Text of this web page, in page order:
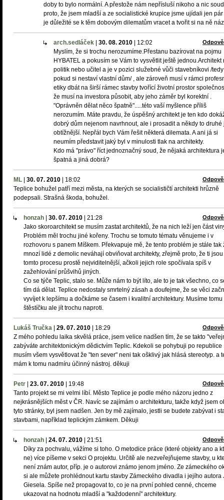
doby to bylo normální. A přestože nám nepřísluší nikoho a nic
proto, že jsem mladší a ze socialistické krupice jsme ujídali jen pár
je důležité se k těm dobovým dilematům vracet a tvořit si na ně
arch.sedláček 30. 08. 2010 12:02
Myslím, že si trochu nerozumíme.Přestanu bazírovat na pojmu
HYBATEL a pokusím se Vám to vysvětlit ještě jednou.Architekt
politik nebo učitel a je v pozici služebné vůči stavebníkovi /tedy
pokud si nestaví vlastní dům/ , ale zároveň musí v rámci
etiky dbát na širší rámec stavby tvořící životní prostor
že musí na investora působit, aby jeho záměr byl korektní .
"Oprávněn dělat něco špatně".....této vaší myšlence příliš
nerozumím. Máte pravdu, že úspěšný architekt je ten kdo
dobrý dům nejenom navrhnout, ale i prosadit a někdy to druhé
obtížnější. Nepřál bych Vám řešit některá dilemata. A ani já si
neumím představit jaký byl v minulosti tlak na architekty.
Kdo má "právo" říct jednoznačný soud, že nějaká architektura
špatná a jiná dobrá?
ML 30. 07. 2010 18:02
Teplice bohužel patří mezi města, na kterých se socialističtí architekti hrůzně
podepsali. Strašná škoda, bohužel.
honzah 30. 07. 2010 21:28
Jako skoroarchitekt se musím zastat architektů, že na nich leží jen část
Problém měl trochu jiné kořeny. Trochu se tomuto tématu věnujeme i v
rozhovoru s panem Míškem. Překvapuje mě, že tento problém je stále tak
mnozí lidé z demolic neváhají obviňovat architekty, zřejmě proto, že ti jsou
tomto procesu prostě nejviditelnější, ačkoli jejich role spočívala spíš v
zažehlování průšvihů jiných.
Co se týče Teplic, stalo se. Může nám to být líto, ale to je tak všechno, co
tím dá dělat. Teplice nedostaly smrtelný zásah a doufejme, že se věci
vyvíjet k lepšímu a dočkáme se časem i kvalitní architektury. Musíme tomu
štěstíčku ale jít trochu naproti.
Lukáš Tručka 29. 07. 2010 18:29
Z mého pohledu laika skvělá práce, jsem velice nadšen tím, že se takto
zabýváte architektonickým dědictvím Teplic. Kdekoli se pohybuji po republice
musím všem vysvětlovat že "ten sever" neni tak ošklivý jak hlásá stereotyp. a
mám k tomu nadmíru účinný nástroj. děkuji
Petr 23. 07. 2010 19:48
Tanto projekt se mi velmi líbí. Město Teplice je podle mého názoru jedno z
nejkrásnějších měst v ČR. Navíc se zajímám o architekturu, takže když jsem
tyto stránky, byl jsem nadšen. Jen by mě zajímalo, jestli se budete zabývat i
stavbami, například teplickým zámkem. Děkuji
honzah 24. 07. 2010 21:51
Díky za pochvalu, vážíme si toho. O metodice práce (které objekty ano a
ne) více píšeme v sekci O projektu. Určitě ale nezveřejňujeme stavby, u
není znám autor, příp. je o autorovi známo jenom jméno. Ze zámeckého
si ale můžete prohlédnout kartu stavby Zámeckého divadla i jejího autora
Giesela. Spíše než propagovat to, co je na první pohled cenné, chceme
ukazovat na hodnotu mladší a "každodenní" architektury.